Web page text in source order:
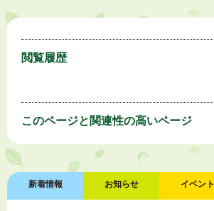
閲覧履歴
このページと 関連性の高いページ
新着情報 お知らせ イベント